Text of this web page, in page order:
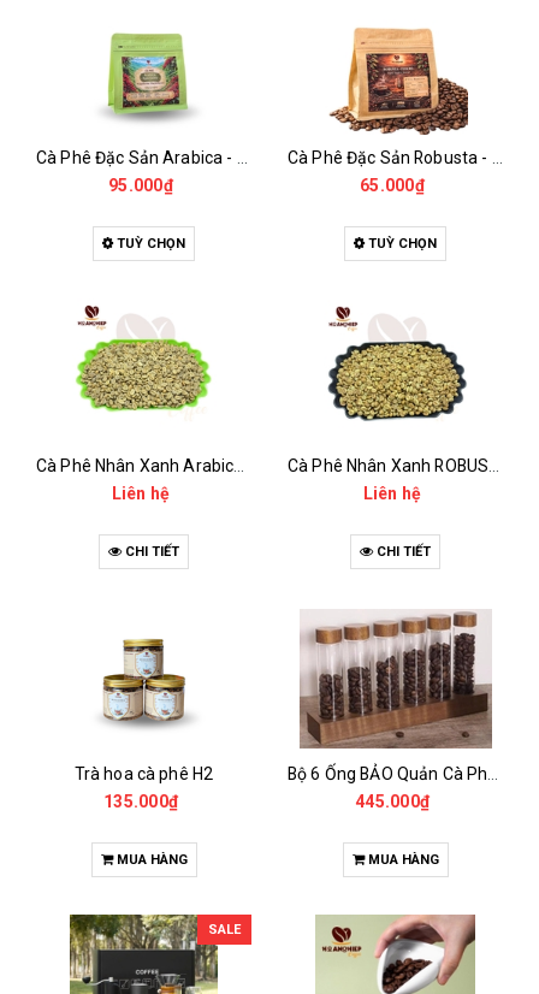
95.000₫
TUỲ CHỌN
65.000₫
TUỲ CHỌN
Liên hệ
CHI TIẾT
Liên hệ
CHI TIẾT
Trà hoa cà phê H2
135.000₫
MUA HÀNG
445.000₫
MUA HÀNG
SALE